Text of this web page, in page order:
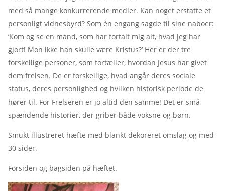
med så mange konkurrerende medier. Kan noget erstatte et
personligt vidnesbyrd? Som én engang sagde til sine naboer:
’Kom og se en mand, som har fortalt mig alt, hvad jeg har
gjort! Mon ikke han skulle være Kristus?’ Her er der tre
forskellige personer, som fortæller, hvordan Jesus har givet
dem frelsen. De er forskellige, hvad angår deres sociale
status, deres personlighed og hvilken historisk periode de
hører til. For Frelseren er jo altid den samme! Det er små
spændende historier, der griber både voksne og børn.
Smukt illustreret hæfte med blankt dekoreret omslag og med
30 sider.
Forsiden og bagsiden på hæftet.